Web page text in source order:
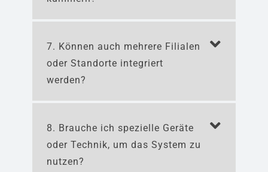
5. Was passiert, wenn ich Hilfe
Unser Support-Team steht dir jederzeit
zur Seite. Änderungen an der Speisekarte
übernehmen wir kostenlos und bei
einen Experten-Termin buchen – schnell
und unkompliziert.